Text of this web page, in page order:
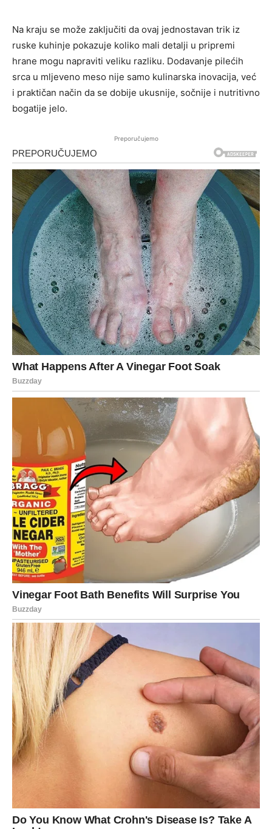
Na kraju se može zaključiti da ovaj jednostavan trik iz
ruske kuhinje pokazuje koliko mali detalji u pripremi
hrane mogu napraviti veliku razliku. Dodavanje pilećih
srca u mljeveno meso nije samo kulinarska inovacija, već
i praktičan način da se dobije ukusnije, sočnije i nutritivno
bogatije jelo.
Preporučujemo